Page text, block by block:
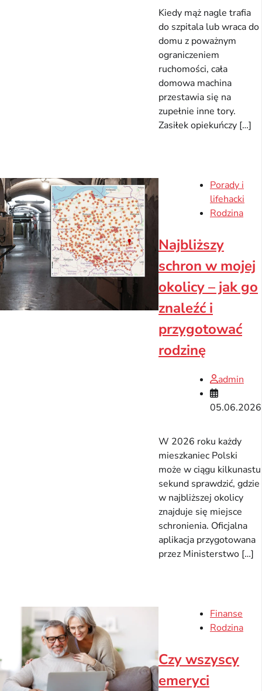
Kiedy mąż nagle trafia
do szpitala lub wraca do
domu z poważnym
ograniczeniem
ruchomości, cała
domowa machina
przestawia się na
zupełnie inne tory.
Zasiłek opiekuńczy […]
Porady i
lifehacki
Rodzina
Najbliższy
schron w mojej
okolicy – jak go
znaleźć i
przygotować
rodzinę
admin
05.06.2026
W 2026 roku każdy
mieszkaniec Polski
może w ciągu kilkunastu
sekund sprawdzić, gdzie
w najbliższej okolicy
znajduje się miejsce
schronienia. Oficjalna
aplikacja przygotowana
przez Ministerstwo […]
Finanse
Rodzina
Czy wszyscy
emeryci